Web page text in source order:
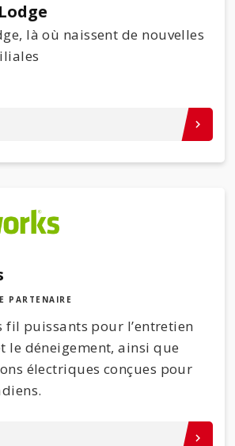
là où naissent de nouvelles
keyboard_arrow_right
PARTENAIRE
fil puissants pour l’entretien
le déneigement, ainsi que
électriques conçues pour
keyboard_arrow_right